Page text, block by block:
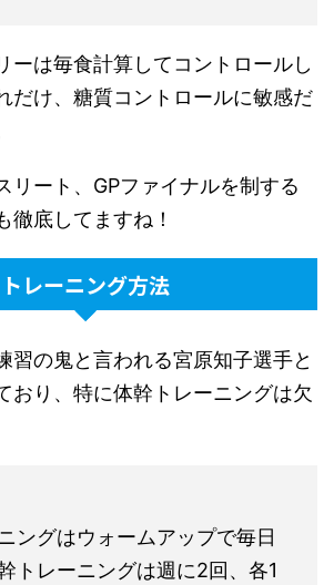
ーは毎食計算してコントロールし
だけ、糖質コントロールに敏感だ
リート、GPファイナルを制する
徹底してますね！
トレーニング方法
習の鬼と言われる宮原知子選手と
おり、特に体幹トレーニングは欠
ングはウォームアップで毎日
トレーニングは週に2回、各1